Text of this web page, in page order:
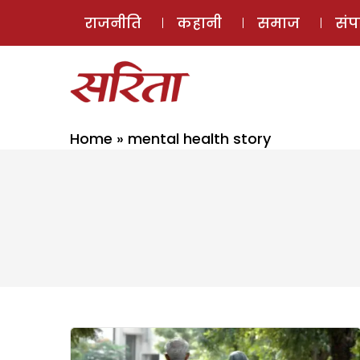
राजनीति कहानी समाज
Home » mental health story